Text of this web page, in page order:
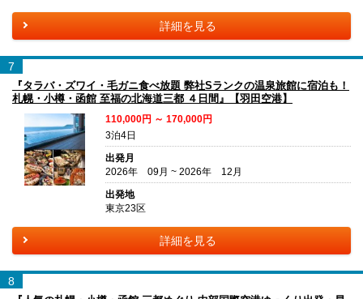
詳細を見る
7
『タラバ・ズワイ・毛ガニ食べ放題 弊社Sランクの温泉旅館に宿泊も！
札幌・小樽・函館 至福の北海道三都 ４日間』【羽田空港】
110,000円 ～ 170,000円
3泊4日
出発月
2026年 09月 ~ 2026年 12月
出発地
東京23区
詳細を見る
8